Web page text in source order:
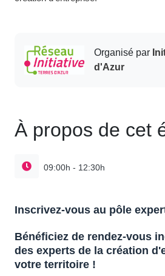
Organisé par
d'Azur
À propos de cet
09:00h - 12:30h
Inscrivez-vous au pôle
Bénéficiez de rendez-vous
des experts de la création
votre territoire !